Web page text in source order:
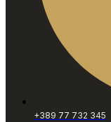
+389 77 732 345